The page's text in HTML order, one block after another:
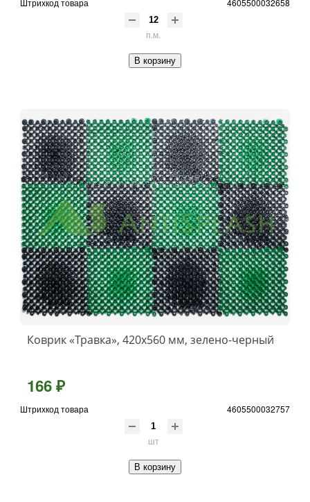
Штрихкод товара 4605500032658
п.м.
В корзину
Коврик «Травка», 420х560 мм, зелено-черный
166 ₽
Штрихкод товара 4605500032757
шт
В корзину